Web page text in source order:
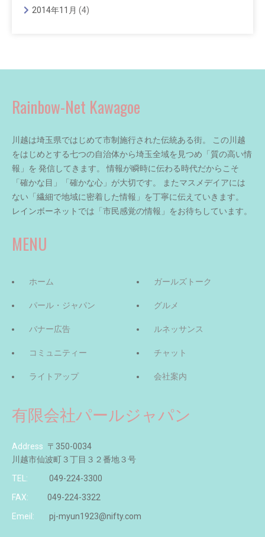
2014年11月 (4)
Rainbow-Net Kawagoe
川越は埼玉県ではじめて市制施行された伝統ある街。 この川越
をはじめとする七つの自治体から埼玉全域を見つめ「質の高い情
報」を 発信してきます。 情報が瞬時に伝わる時代だからこそ
「確かな目」「確かな心」が大切です。 またマスメデイアには
ない「繊細で地域に密着した情報」を丁寧に伝えていきます。
レインボーネットでは「市民感覚の情報」をお待ちしています。
MENU
ホーム
パール・ジャパン
バナー広告
コミュニティー
ライトアップ
ガールズトーク
グルメ
ルネッサンス
チャット
会社案内
有限会社パールジャパン
Address 〒350-0034
川越市仙波町３丁目３２番地３号
TEL:
049-224-3300
FAX:
049-224-3322
Emeil:
pj-myun1923@nifty.com